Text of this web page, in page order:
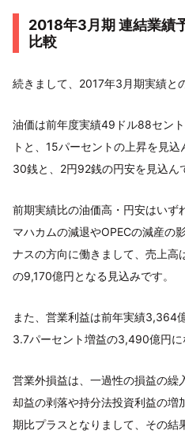
2018年3月期 連結業
比較
続きまして、2017年3月期実績と
油価は前年度実績49ドル88セン
トと、15パーセントの上昇を見
30銭と、2円92銭の円安を見込ん
前期実績比の油価高・円安はいず
マハカムの減退やOPECの減産の
ナスの方向に働きまして、売上高
の9,170億円となる見込みです。
また、営業利益は前年実績3,364
3.7パーセント増益の3,490億円に
営業外損益は、一過性の損益の繰
却益の剥落や持分法投資利益の増
期比プラスとなりまして、その